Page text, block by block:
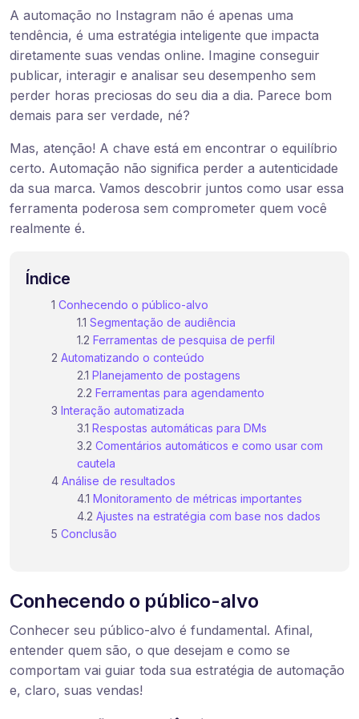
A automação no Instagram não é apenas uma
tendência, é uma estratégia inteligente que impacta
diretamente suas vendas online. Imagine conseguir
publicar, interagir e analisar seu desempenho sem
perder horas preciosas do seu dia a dia. Parece bom
demais para ser verdade, né?
Mas, atenção! A chave está em encontrar o equilíbrio
certo. Automação não significa perder a autenticidade
da sua marca. Vamos descobrir juntos como usar essa
ferramenta poderosa sem comprometer quem você
realmente é.
Índice
Conhecendo o público-alvo
Segmentação de audiência
Ferramentas de pesquisa de perfil
Automatizando o conteúdo
Planejamento de postagens
Ferramentas para agendamento
Interação automatizada
Respostas automáticas para DMs
Comentários automáticos e como usar com
cautela
Análise de resultados
Monitoramento de métricas importantes
Ajustes na estratégia com base nos dados
Conclusão
Conhecendo o público-alvo
Conhecer seu público-alvo é fundamental. Afinal,
entender quem são, o que desejam e como se
comportam vai guiar toda sua estratégia de automação
e, claro, suas vendas!